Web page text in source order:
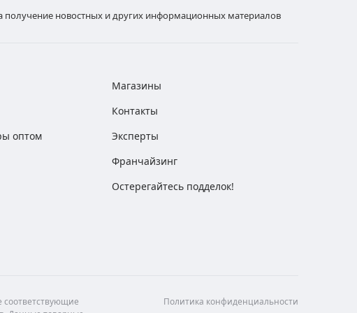
получение новостных и других информационных материалов
оптом
Магазины
Контакты
Эксперты
Франчайзинг
Остерегайтесь подделок!
соответствующие
Политика конфиденциальности